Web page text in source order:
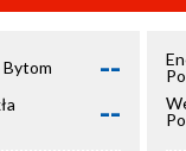
Bytom --
--